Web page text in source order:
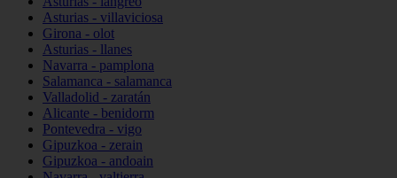
Asturias - villaviciosa
Girona - olot
Asturias - llanes
Navarra - pamplona
Salamanca - salamanca
Valladolid - zaratán
Alicante - benidorm
Pontevedra - vigo
Gipuzkoa - zerain
Gipuzkoa - andoain